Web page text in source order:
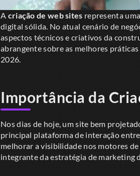
A criação de web sites representa
digital sólida. No atual cenário de
aspectos técnicos e criativos da
abrangente sobre as melhores
2026.
Importância da
Nos dias de hoje, um site bem
principal plataforma de interação
melhorar a visibilidade nos motores
integrante da estratégia de marketing